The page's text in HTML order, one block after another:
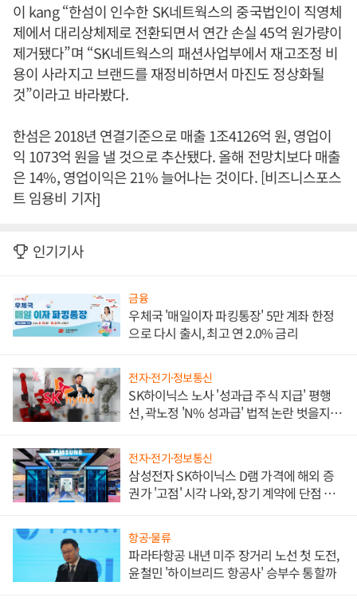
이 kang “한섬이 인수한 SK네트웍스의 중국법인이 직영체
제에서 대리상체제로 전환되면서 연간 손실 45억 원가량이
제거됐다”며 “SK네트웍스의 패션사업부에서 재고조정 비
용이 사라지고 브랜드를 재정비하면서 마진도 정상화될
것”이라고 바라봤다.
한섬은 2018년 연결기준으로 매출 1조4126억 원, 영업이
익 1073억 원을 낼 것으로 추산됐다. 올해 전망치보다 매출
은 14%, 영업이익은 21% 늘어나는 것이다. [비즈니스포스
트 임용비 기자]
인기기사
금융
우체국 '매일이자 파킹통장' 5만 계좌 한정
으로 다시 출시, 최고 연 2.0% 금리
전자·전기·정보통신
SK하이닉스 노사 '성과급 주식 지급' 평행
선, 곽노정 'N% 성과급' 법적 논란 벗을지 주
전자·전기·정보통신
삼성전자 SK하이닉스 D램 가격에 해외 증
권가 '고점' 시각 나와, 장기 계약에 단점 부
항공·물류
파라타항공 내년 미주 장거리 노선 첫 도전,
윤철민 '하이브리드 항공사' 승부수 통할까